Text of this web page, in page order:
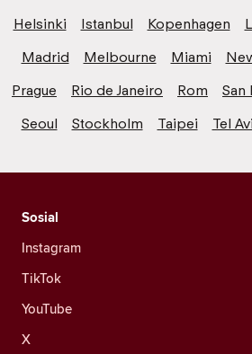
Helsinki
Istanbul Kopenhagen
Madrid
Melbourne Miami
Prague
Rio de Janeiro Rom San
Seoul
Stockholm Taipei Tel
Sosial
Instagram
TikTok
YouTube
X